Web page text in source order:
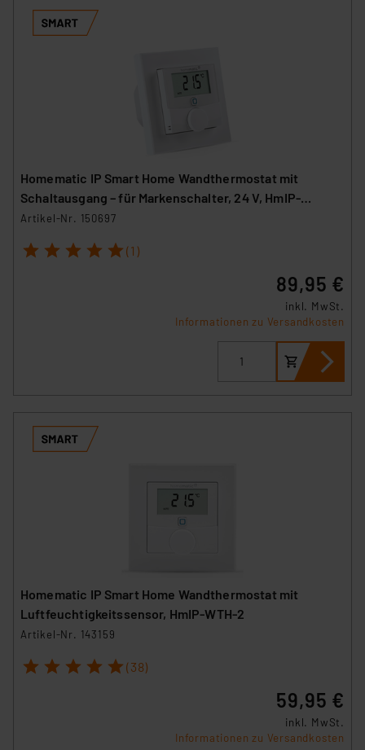
Homematic IP Smart Home Wandthermostat mit
Schaltausgang – für Markenschalter, 24 V, HmIP-
BWTH24
Artikel-Nr. 150697
1 2 3 4 5 (1)
89,95 €
inkl. MwSt.
Informationen zu Versandkosten
Homematic IP Smart Home Wandthermostat mit
Luftfeuchtigkeitssensor, HmIP-WTH-2
Artikel-Nr. 143159
1 2 3 4 5 (38)
59,95 €
inkl. MwSt.
Informationen zu Versandkosten